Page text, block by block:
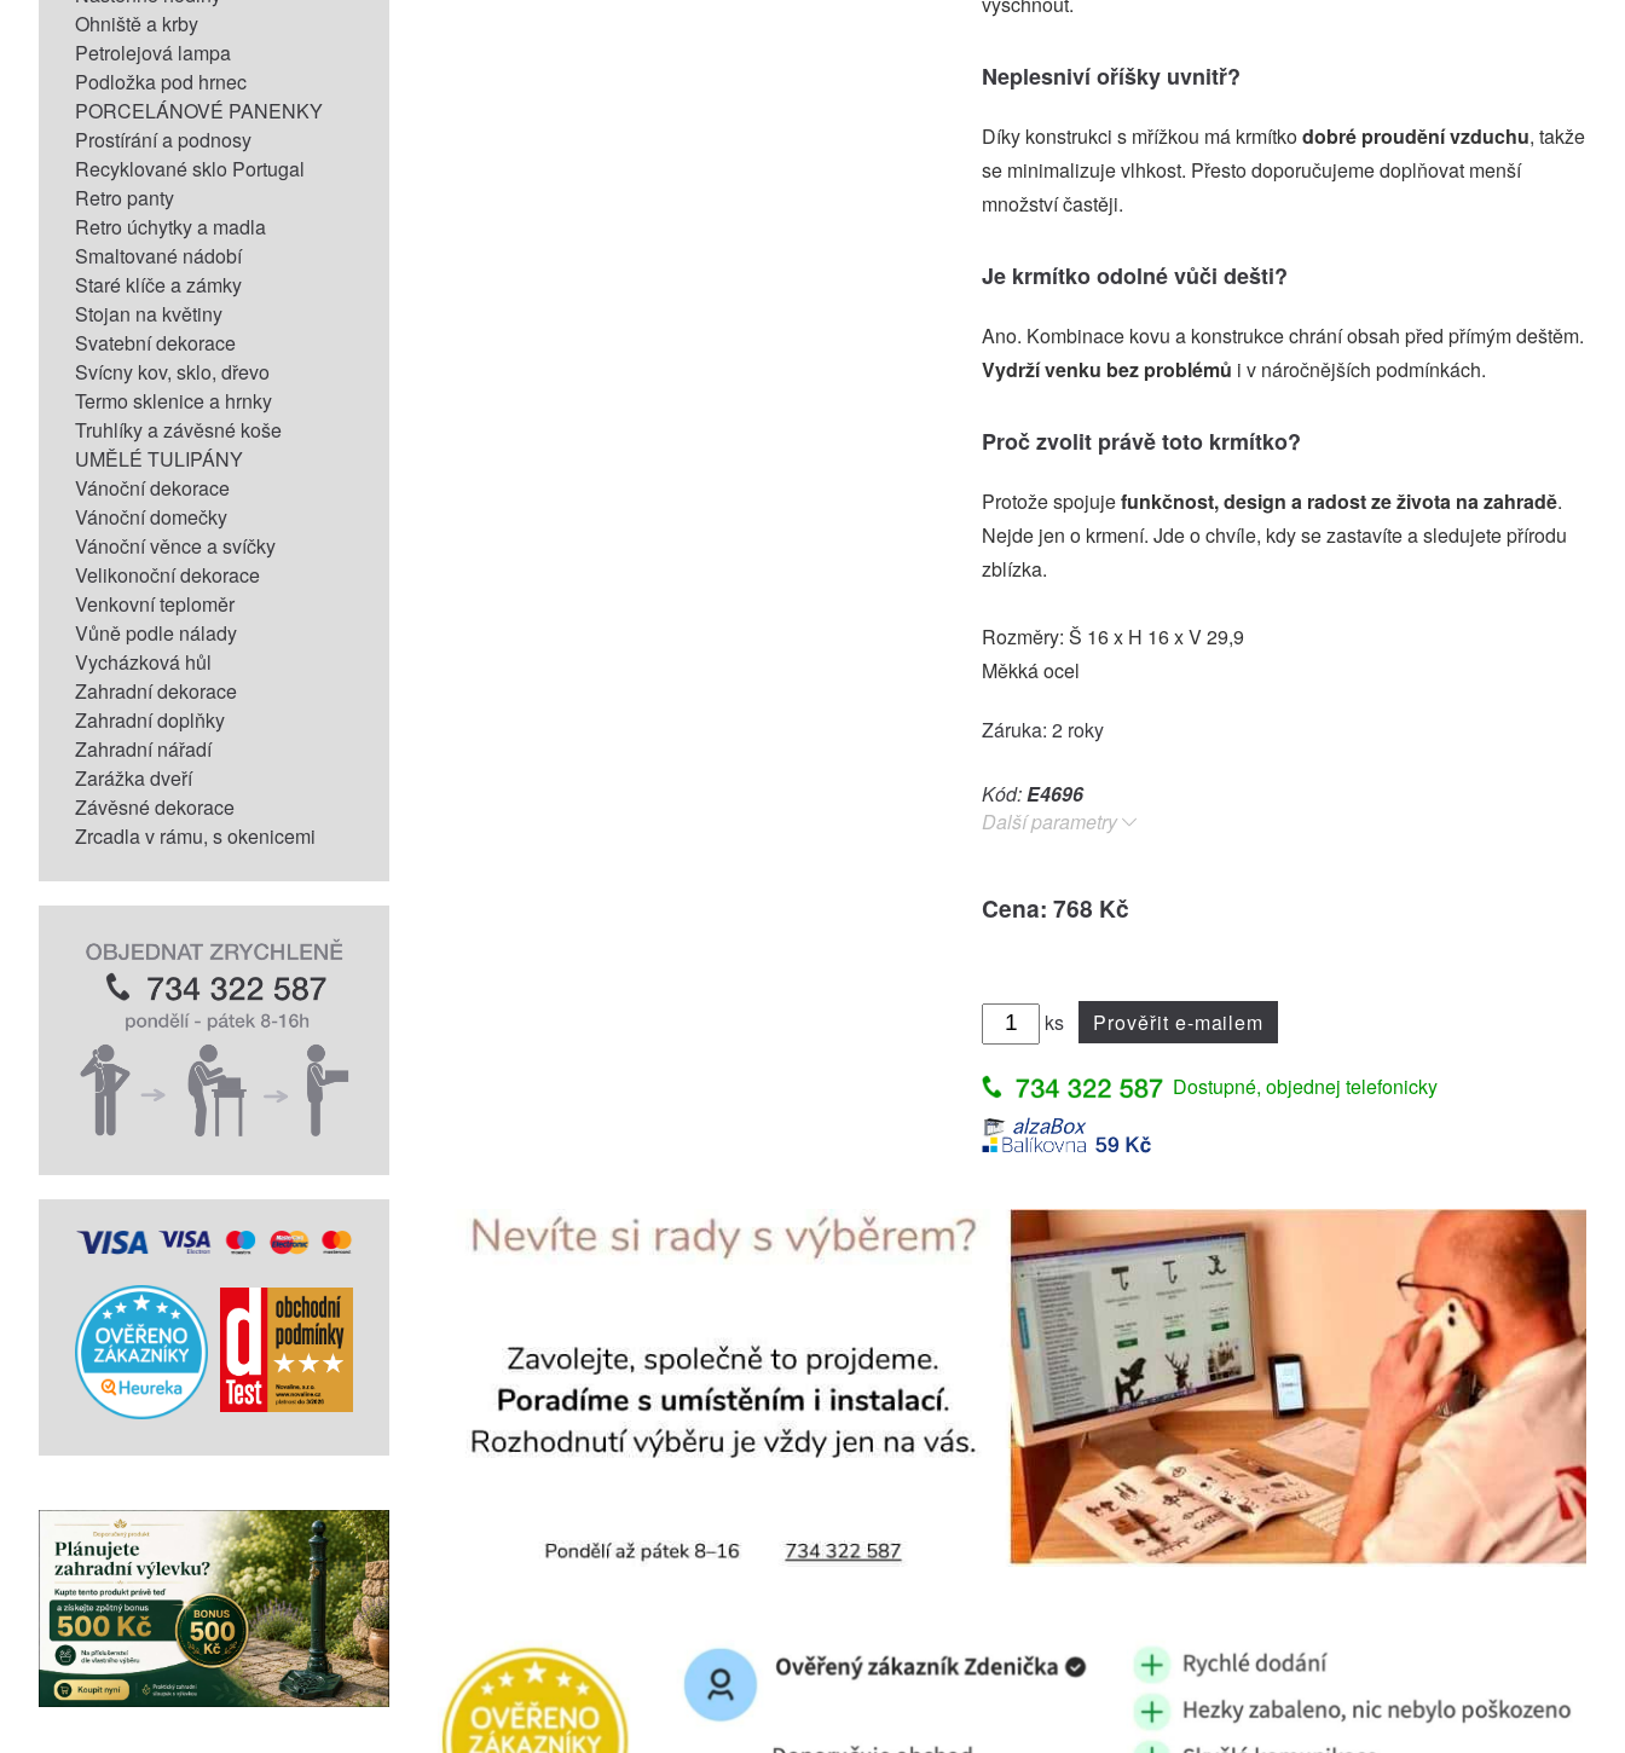
Ohniště a krby
Petrolejová lampa
Podložka pod hrnec
PORCELÁNOVÉ PANENKY
Prostírání a podnosy
Recyklované sklo Portugal
Retro panty
Retro úchytky a madla
Smaltované nádobí
Staré klíče a zámky
Stojan na květiny
Svatební dekorace
Svícny kov, sklo, dřevo
Termo sklenice a hrnky
Truhlíky a závěsné koše
UMĚLÉ TULIPÁNY
Vánoční dekorace
Vánoční domečky
Vánoční věnce a svíčky
Velikonoční dekorace
Venkovní teploměr
Vůně podle nálady
Vycházková hůl
Zahradní dekorace
Zahradní doplňky
Zahradní nářadí
Zarážka dveří
Závěsné dekorace
Zrcadla v rámu, s okenicemi
Neplesniví oříšky uvnitř?
Díky konstrukci s mřížkou má krmítkodobré proudění vzduchu, takže
se minimalizuje vlhkost. Přesto doporučujeme doplňovat menší
množství častěji.
Je krmítko odolné vůči dešti?
Ano. Kombinace kovu a konstrukce chrání obsah před přímým deštěm.
Vydrží venku bez problémů i v náročnějších podmínkách.
Proč zvolit právě toto krmítko?
Protože spojujefunkčnost, design a radost ze života na zahradě.
Nejde jen o krmení. Jde o chvíle, kdy se zastavíte a sledujete přírodu
zblízka.
Rozměry: Š 16 x H 16 x V 29,9
Měkká ocel
Záruka: 2 roky
Kód:E4696
Další parametry
Cena: 768 Kč
ks Prověřit e-mailem
Dostupné, objednej telefonicky